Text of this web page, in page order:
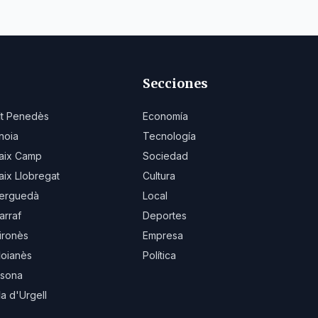
Penedès
Camp
Llobregat
d'Urgell
Secciones
Economía
Tecnología
Sociedad
Cultura
Local
Deportes
Empresa
Política